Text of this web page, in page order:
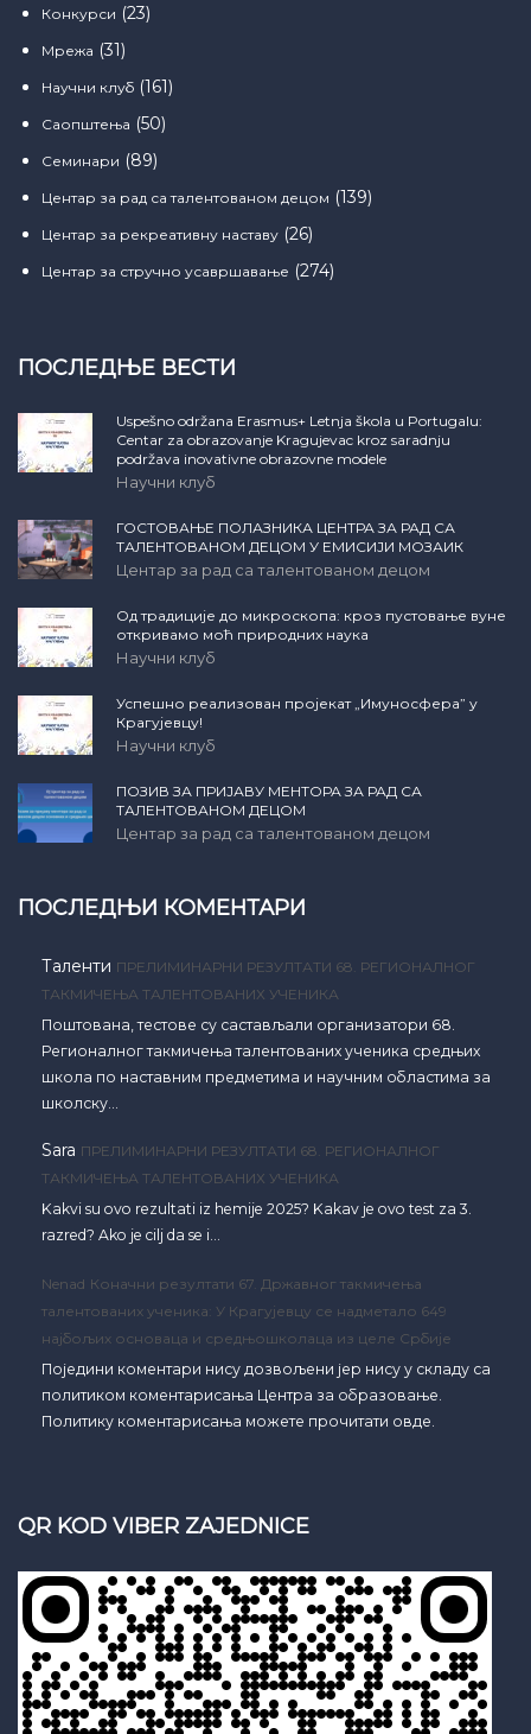
Конкурси (23)
Мрежа (31)
Научни клуб (161)
Саопштења (50)
Семинари (89)
Центар за рад са талентованом децом (139)
Центар за рекреативну наставу (26)
Центар за стручно усавршавање (274)
ПОСЛЕДЊЕ ВЕСТИ
Uspešno održana Erasmus+ Letnja škola u Portugalu:
Centar za obrazovanje Kragujevac kroz saradnju
podržava inovativne obrazovne modele
Научни клуб
ГОСТОВАЊЕ ПОЛАЗНИКА ЦЕНТРА ЗА РАД СА
ТАЛЕНТОВАНОМ ДЕЦОМ У ЕМИСИЈИ МОЗАИК
Центар за рад са талентованом децом
Од традиције до микроскопа: кроз пустовање вуне
откривамо моћ природних наука
Научни клуб
Успешно реализован пројекат „Имуносфера” у
Крагујевцу!
Научни клуб
ПОЗИВ ЗА ПРИЈАВУ МЕНТОРА ЗА РАД СА
ТАЛЕНТОВАНОМ ДЕЦОМ
Центар за рад са талентованом децом
ПОСЛЕДЊИ КОМЕНТАРИ
Таленти ПРЕЛИМИНАРНИ РЕЗУЛТАТИ 68. РЕГИОНАЛНОГ
ТАКМИЧЕЊА ТАЛЕНТОВАНИХ УЧЕНИКА
Поштована, тестове су састављали организатори 68.
Регионалног такмичења талентованих ученика средњих
школа по наставним предметима и научним областима за
школску…
Sara ПРЕЛИМИНАРНИ РЕЗУЛТАТИ 68. РЕГИОНАЛНОГ
ТАКМИЧЕЊА ТАЛЕНТОВАНИХ УЧЕНИКА
Kakvi su ovo rezultati iz hemije 2025? Kakav je ovo test za 3.
razred? Ako je cilj da se i…
Nenad Коначни резултати 67. Државног такмичења
талентованих ученика: У Крагујевцу се надметало 649
најбољих основаца и средњошколаца из целе Србије
Поједини коментари нису дозвољени јер нису у складу са
политиком коментарисања Центра за образовање.
Политику коментарисања можете прочитати овде.
QR KOD VIBER ZAJEDNICE